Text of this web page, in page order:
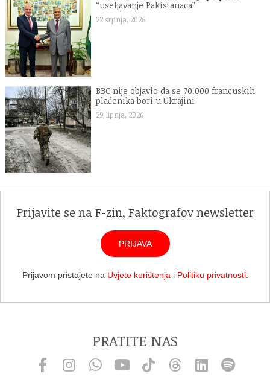
“useljavanje Pakistanaca”
22 srpnja, 2026
BBC nije objavio da se 70.000 francuskih
plaćenika bori u Ukrajini
29 lipnja, 2026
Prijavite se na F-zin, Faktografov newsletter
PRIJAVA
Prijavom pristajete na Uvjete korištenja i Politiku privatnosti.
PRATITE NAS